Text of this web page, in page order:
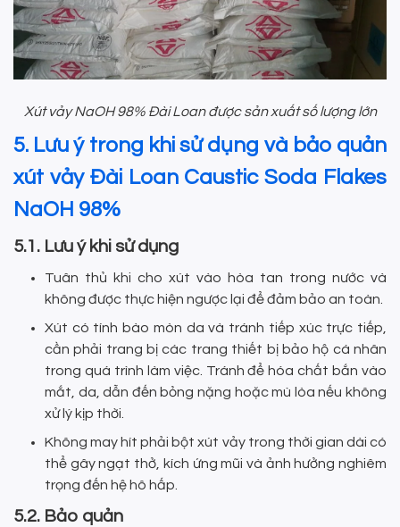
Xút vảy NaOH 98% Đài Loan được sản xuất số lượng lớn
5. Lưu ý trong khi sử dụng và bảo quản
xút vảy Đài Loan Caustic Soda Flakes
NaOH 98%
5.1. Lưu ý khi sử dụng
Tuân thủ khi cho xút vào hòa tan trong nước và
không được thực hiện ngược lại để đảm bảo an toàn.
Xút có tính bào mòn da và tránh tiếp xúc trực tiếp,
cần phải trang bị các trang thiết bị bảo hộ cá nhân
trong quá trình làm việc. Tránh để hóa chất bắn vào
mắt, da, dẫn đến bỏng nặng hoặc mù lòa nếu không
xử lý kịp thời.
Không may hít phải bột xút vảy trong thời gian dài có
thể gây ngạt thở, kích ứng mũi và ảnh hưởng nghiêm
trọng đến hệ hô hấp.
5.2. Bảo quản